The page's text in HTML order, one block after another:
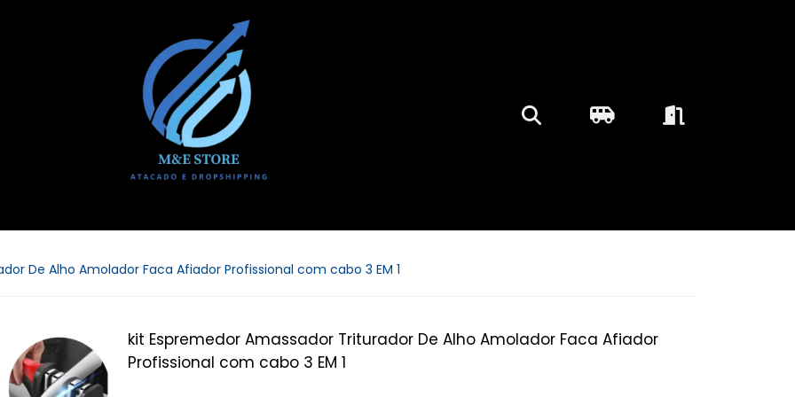
De Alho Amolador Faca Afiador Profissional com cabo 3 EM 1
kit Espremedor Amassador Triturador De Alho Amolador Faca Afiador
Profissional com cabo 3 EM 1